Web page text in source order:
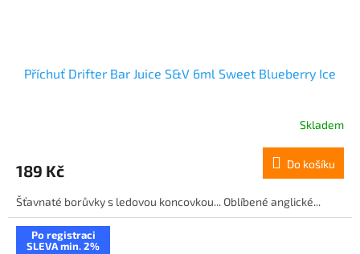
Příchuť Drifter Bar Juice S&V 6ml Sweet Blueberry Ice
Skladem
189 Kč Do košíku
Šťavnaté borůvky s ledovou koncovkou... Oblíbené anglické...
Po registraci
SLEVA min. 2%